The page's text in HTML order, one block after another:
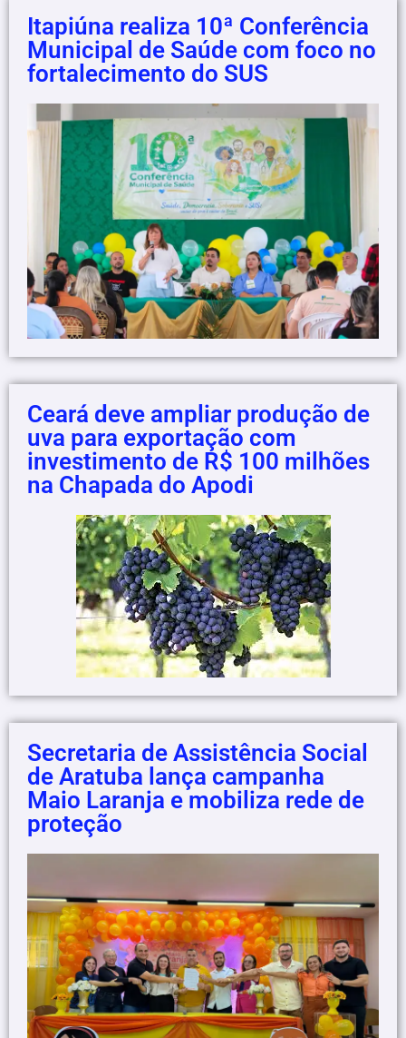
Itapiúna realiza 10ª Conferência
Municipal de Saúde com foco no
fortalecimento do SUS
Ceará deve ampliar produção de
uva para exportação com
investimento de R$ 100 milhões
na Chapada do Apodi
Secretaria de Assistência Social
de Aratuba lança campanha
Maio Laranja e mobiliza rede de
proteção